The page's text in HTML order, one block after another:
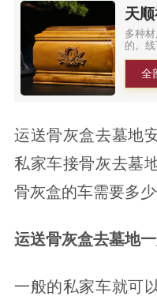
天
多种
的。
全
运送骨灰盒去墓地
私家车接骨灰去墓
骨灰盒的车需要多少
运送骨灰盒去墓地
一般的私家车就可